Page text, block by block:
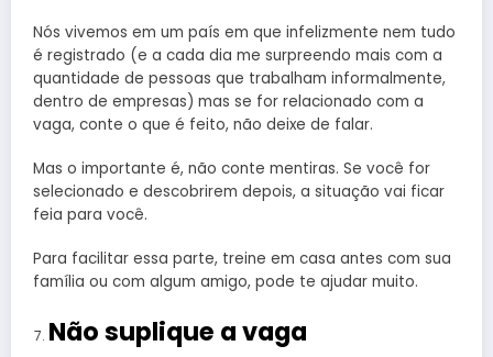
Nós vivemos em um país em que infelizmente nem tudo
é registrado (e a cada dia me surpreendo mais com a
quantidade de pessoas que trabalham informalmente,
dentro de empresas) mas se for relacionado com a
vaga, conte o que é feito, não deixe de falar.
Mas o importante é, não conte mentiras. Se você for
selecionado e descobrirem depois, a situação vai ficar
feia para você.
Para facilitar essa parte, treine em casa antes com sua
família ou com algum amigo, pode te ajudar muito.
Não suplique a vaga